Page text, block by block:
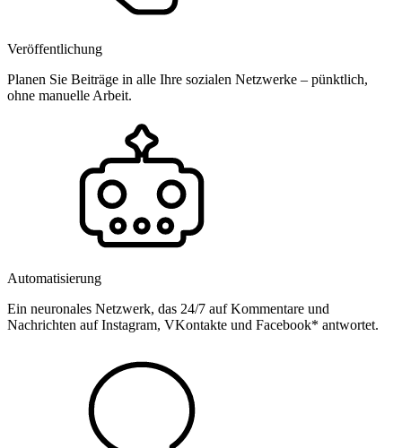
Veröffentlichung
Planen Sie Beiträge in alle Ihre sozialen Netzwerke – pünktlich,
ohne manuelle Arbeit.
Automatisierung
Ein neuronales Netzwerk, das 24/7 auf Kommentare und
Nachrichten auf Instagram, VKontakte und Facebook* antwortet.